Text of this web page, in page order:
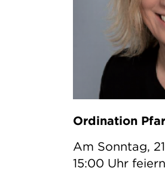
Ordination
Am Sonntag,
15:00 Uhr